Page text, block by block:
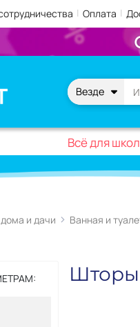
| Оплата |
Везде
Всё для
и дачи Ванная и
Шторы